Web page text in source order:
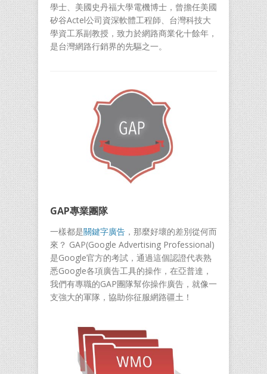
學士、美國史丹福大學電機博士，曾擔任美國
矽谷Actel公司資深軟體工程師、台灣科技大
學資工系副教授，致力於網路商業化十餘年，
是台灣網路行銷界的先驅之一。
GAP專業團隊
一樣都是關鍵字廣告 ，那麼好壞的差別從何而
來？ GAP(Google Advertising Professional)
是Google官方的考試，通過這個認證代表熟
悉Google各項廣告工具的操作，在亞普達，
我們有專職的GAP團隊幫你操作廣告，就像一
支強大的軍隊，協助你征服網路疆土！